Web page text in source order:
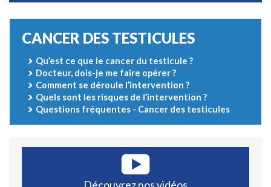
CANCER DES TESTICULES
Qu’est ce que le cancer du testicule ?
Docteur, dois-je me faire opérer ?
Comment se déroule l’intervention ?
Quels sont les risques de l’intervention ?
Questions fréquentes - Cancer des testicules
Découvrez nos vidéos